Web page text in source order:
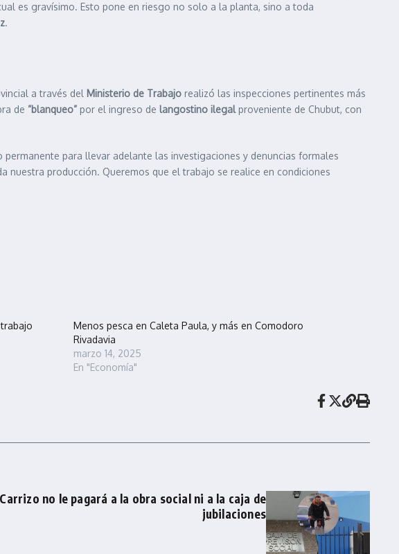
es gravísimo. Esto pone en riesgo no solo a la planta, sino a toda
.
a través del Ministerio de Trabajo realizó las inspecciones pertinentes más
de ”blanqueo” por el ingreso de langostino ilegalproveniente de Chubut, con
para llevar adelante las investigaciones y denuncias formales
nuestra producción. Queremos que el trabajo se realice en condiciones
Menos pesca en Caleta Paula, y más en Comodoro
Rivadavia
marzo 14, 2025
En "Economía"
no le pagará a la obra social ni a la caja de
jubilaciones